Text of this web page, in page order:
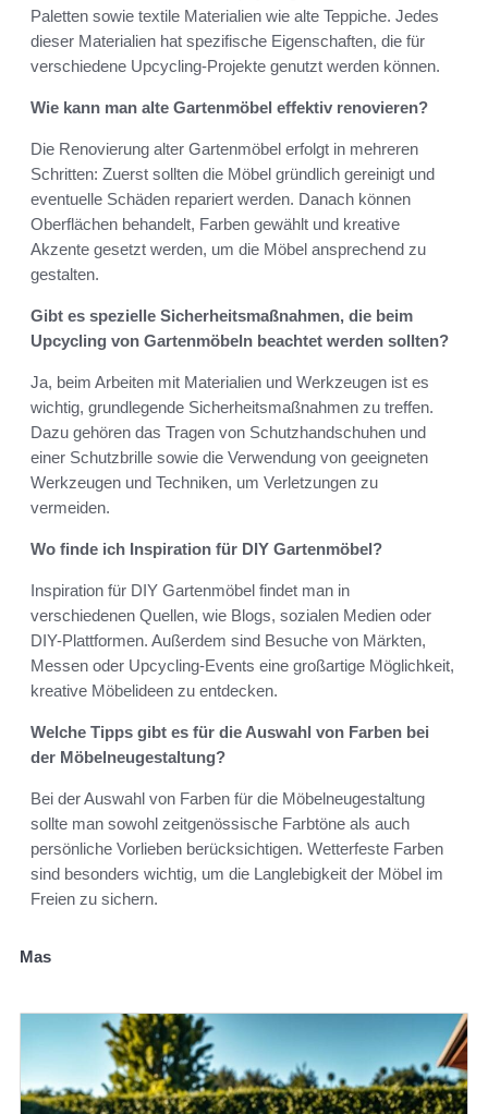
Paletten sowie textile Materialien wie alte Teppiche. Jedes
dieser Materialien hat spezifische Eigenschaften, die für
verschiedene Upcycling-Projekte genutzt werden können.
Wie kann man alte Gartenmöbel effektiv renovieren?
Die Renovierung alter Gartenmöbel erfolgt in mehreren
Schritten: Zuerst sollten die Möbel gründlich gereinigt und
eventuelle Schäden repariert werden. Danach können
Oberflächen behandelt, Farben gewählt und kreative
Akzente gesetzt werden, um die Möbel ansprechend zu
gestalten.
Gibt es spezielle Sicherheitsmaßnahmen, die beim
Upcycling von Gartenmöbeln beachtet werden sollten?
Ja, beim Arbeiten mit Materialien und Werkzeugen ist es
wichtig, grundlegende Sicherheitsmaßnahmen zu treffen.
Dazu gehören das Tragen von Schutzhandschuhen und
einer Schutzbrille sowie die Verwendung von geeigneten
Werkzeugen und Techniken, um Verletzungen zu
vermeiden.
Wo finde ich Inspiration für DIY Gartenmöbel?
Inspiration für DIY Gartenmöbel findet man in
verschiedenen Quellen, wie Blogs, sozialen Medien oder
DIY-Plattformen. Außerdem sind Besuche von Märkten,
Messen oder Upcycling-Events eine großartige Möglichkeit,
kreative Möbelideen zu entdecken.
Welche Tipps gibt es für die Auswahl von Farben bei
der Möbelneugestaltung?
Bei der Auswahl von Farben für die Möbelneugestaltung
sollte man sowohl zeitgenössische Farbtöne als auch
persönliche Vorlieben berücksichtigen. Wetterfeste Farben
sind besonders wichtig, um die Langlebigkeit der Möbel im
Freien zu sichern.
Mas